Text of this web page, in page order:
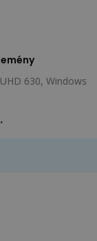
630, Windows